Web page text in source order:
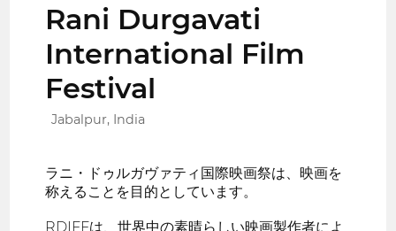
Rani Durgavati
International Film
Festival
Jabalpur, India
ラニ・ドゥルガヴァティ国際映画祭は、映画を
称えることを目的としています。
RDIFFは、世界中の素晴らしい映画製作者によ